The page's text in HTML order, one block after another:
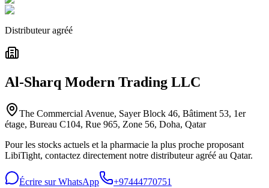
Distributeur agréé
Al-Sharq Modern Trading LLC
The Commercial Avenue, Sayer Block 46, Bâtiment 53, 1er
étage, Bureau C104, Rue 965, Zone 56, Doha, Qatar
Pour les stocks actuels et la pharmacie la plus proche proposant
LibiTight, contactez directement notre distributeur agréé au Qatar.
Écrire sur WhatsApp
+97444770751